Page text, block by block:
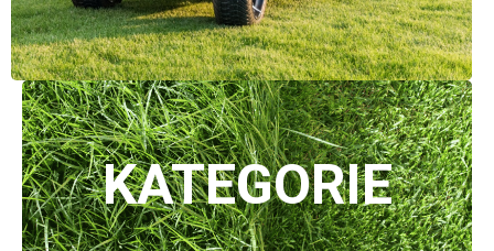
KATEGORIE